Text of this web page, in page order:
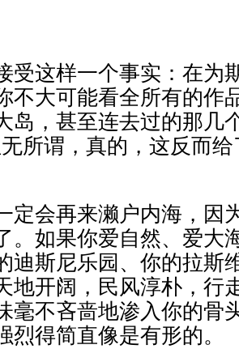
受这样一个事实：在为
不大可能看全所有的作
岛，甚至连去过的那几
所谓，真的，这反而
定会再来濑户内海，因
。如果你爱自然、爱大
迪斯尼乐园、你的拉斯
地开阔，民风淳朴，行
毫不吝啬地渗入你的骨
烈得简直像是有形的。